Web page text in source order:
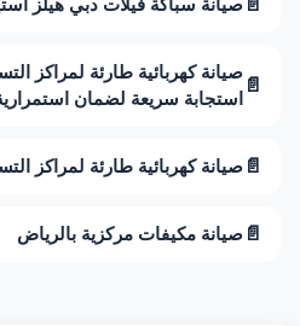
📄 صيانة سباكة فيلات دبي هيلز
📄
صيانة كهربائية طارئة لمراكز
استجابة سريعة لضمان
📄 صيانة كهربائية طارئة لمراكز
📄 صيانة مكيفات مركزية بالرياض